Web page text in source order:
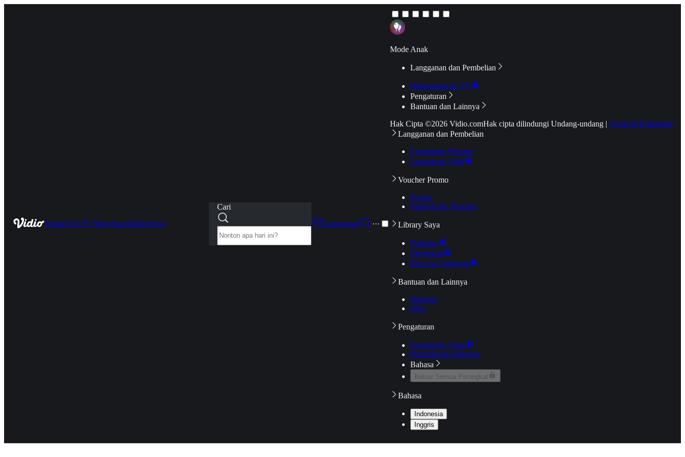
HomeLiveTV ShowSportsKidsNews
Cari
Langganan
···
Mode Anak
Langganan dan Pembelian
Hubungkan ke TV
Pengaturan
Bantuan dan Lainnya
Hak Cipta ©2026 Vidio.comHak cipta dilindungi Undang-undang | Syarat & Ketentuan
Langganan dan Pembelian
Langganan Premier
Langganan Aktif
Voucher Promo
Promo
Pakai Kode Voucher
Library Saya
Daftarku
Mengikuti
Riwayat Tontonan
Bantuan dan Lainnya
Bantuan
Blog
Pengaturan
Pengaturan Akun
Pemeriksaan Jaringan
Bahasa
Keluar Semua Perangkat
Bahasa
Indonesia
Inggris